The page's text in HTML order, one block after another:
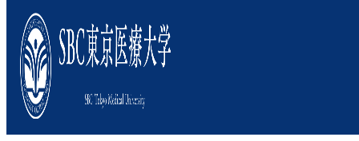
本学について
学びの特色
学部・学科
キャンパスライフ
入試情報
受験相談会